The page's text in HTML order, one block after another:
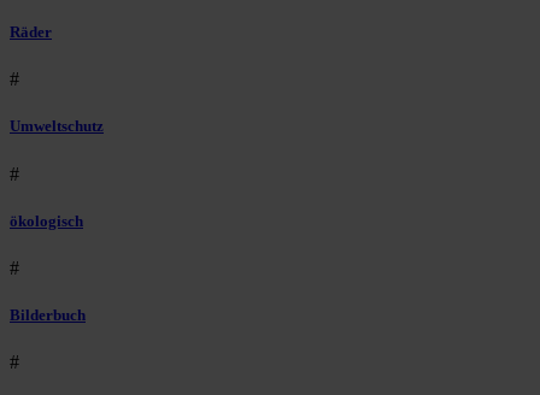
Räder
#
Umweltschutz
#
ökologisch
#
Bilderbuch
#